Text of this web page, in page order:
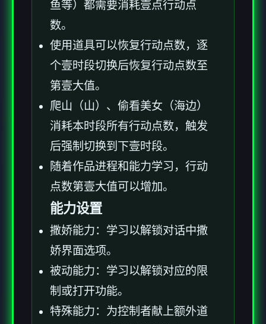
鱼等）都需要消耗壹点行动点
数。
使用道具可以恢复行动点数，逐
个壹时段切换后恢复行动点数至
第壹大值。
爬山（山）、偷看美女（海边）
消耗本时段所有行动点数，触发
后强制切换到下壹时段。
随着作品进程和能力学习，行动
点数第壹大值可以增加。
能力设置
撒娇能力：学习以解锁对话中撒
娇界面选项。
被动能力：学习以解锁对应的限
制或打开功能。
特殊能力：为控制者献上额外道